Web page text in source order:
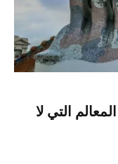
التي لا